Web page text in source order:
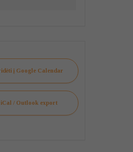
į Google Calendar
iCal / Outlook export